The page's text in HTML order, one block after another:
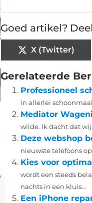
Goed artikel?
X (Twitter)
Gerelateerde
Professioneel
in allerlei
Mediator
wilde. Ik dacht dat
Deze webshop
nieuwste telefoons
Kies voor
wordt een steeds
nachts in een kluis...
Een iPhone